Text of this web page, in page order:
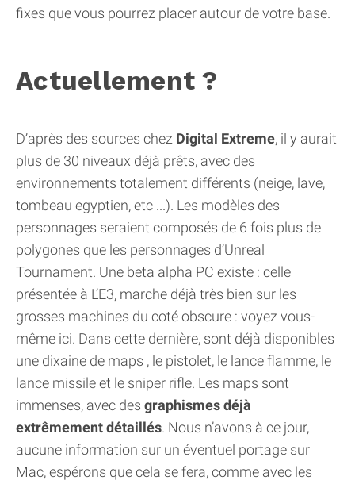
fixes que vous pourrez placer autour de votre base.
Actuellement ?
D’après des sources chez Digital Extreme, il y aurait
plus de 30 niveaux déjà prêts, avec des
environnements totalement différents (neige, lave,
tombeau egyptien, etc ...). Les modèles des
personnages seraient composés de 6 fois plus de
polygones que les personnages d’Unreal
Tournament. Une beta alpha PC existe : celle
présentée à L’E3, marche déjà très bien sur les
grosses machines du coté obscure : voyez vous-
même ici. Dans cette dernière, sont déjà disponibles
une dixaine de maps , le pistolet, le lance flamme, le
lance missile et le sniper rifle. Les maps sont
immenses, avec des graphismes déjà
extrêmement détaillés. Nous n’avons à ce jour,
aucune information sur un éventuel portage sur
Mac, espérons que cela se fera, comme avec les